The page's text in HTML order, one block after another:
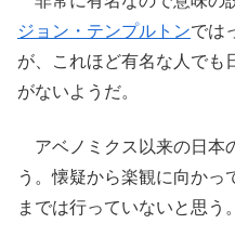
ジョン・テンプルトンでは
が、これほど有名な人でも
がないようだ。
アベノミクス以来の日本
う。懐疑から楽観に向かっ
までは行っていないと思う。